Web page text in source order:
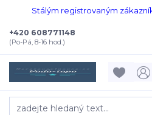
Stálým registrovaným
+420 608771148
(Po-Pá, 8-16 hod.)